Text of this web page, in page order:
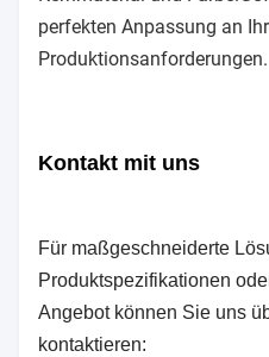
perfekten Anpassung an
Produktionsanforderungen.
Kontakt mit uns
Für maßgeschneiderte
Produktspezifikationen
Angebot können Sie uns
kontaktieren: